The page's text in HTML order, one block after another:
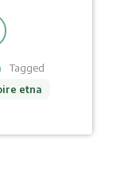
Tagged
etna